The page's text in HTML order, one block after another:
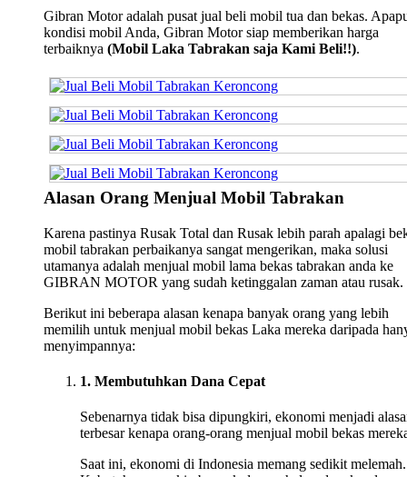
Gibran Motor adalah pusat jual beli mobil tua dan bekas.
kondisi mobil Anda, Gibran Motor siap memberikan harga
terbaiknya (Mobil Laka Tabrakan saja Kami Beli!!).
Alasan Orang Menjual Mobil Tabrakan
Karena pastinya Rusak Total dan Rusak lebih parah apalagi
mobil tabrakan perbaikanya sangat mengerikan, maka solusi
utamanya adalah menjual mobil lama bekas tabrakan anda ke
GIBRAN MOTOR yang sudah ketinggalan zaman atau rusak.
Berikut ini beberapa alasan kenapa banyak orang yang lebih
memilih untuk menjual mobil bekas Laka mereka daripada
menyimpannya:
1. Membutuhkan Dana Cepat
Sebenarnya tidak bisa dipungkiri, ekonomi menjadi
terbesar kenapa orang-orang menjual mobil bekas
Saat ini, ekonomi di Indonesia memang sedikit melemah.